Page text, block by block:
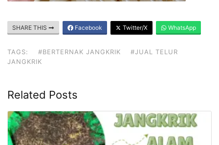
SHARE THIS Facebook Twitter/X WhatsApp
TAGS: #BERTERNAK JANGKRIK
#JUAL TELUR
JANGKRIK
Related Posts